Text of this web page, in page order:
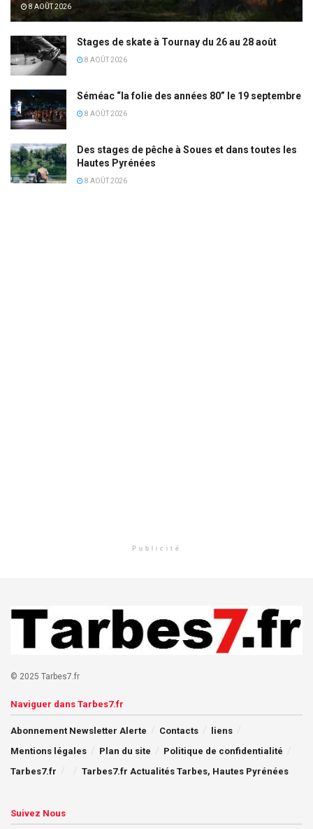
8 AOÛT 2026
Stages de skate à Tournay du 26 au 28 août
8 AOÛT 2026
Séméac “la folie des années 80” le 19 septembre
8 AOÛT 2026
Des stages de pêche à Soues et dans toutes les
Hautes Pyrénées
8 AOÛT 2026
Publicité
© 2025 Tarbes7.fr
Naviguer dans Tarbes7.fr
Abonnement Newsletter Alerte Contacts
liens
Mentions légales
Plan du site
Politique de confidentialité
Tarbes7.fr
Tarbes7.fr Actualités Tarbes, Hautes Pyrénées
Suivez Nous